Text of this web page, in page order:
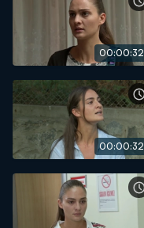
00:00:32
00:00:32